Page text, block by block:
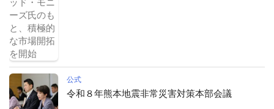
公式
令和８年熊本地震非常災害対策本部会議